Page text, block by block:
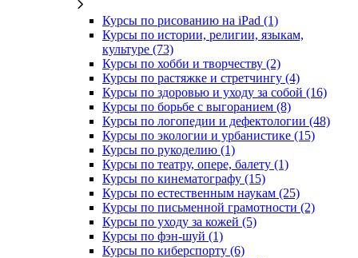
Курсы по рисованию на iPad (1)
Курсы по истории, религии, языкам,
культуре (73)
Курсы по хобби и творчеству (2)
Курсы по растяжке и стретчингу (4)
Курсы по здоровью и уходу за собой (16)
Курсы по борьбе с выгоранием (8)
Курсы по логопедии и дефектологии (48)
Курсы по экологии и урбанистике (15)
Курсы по рукоделию (1)
Курсы по театру, опере, балету (1)
Курсы по кинематографу (15)
Курсы по естественным наукам (25)
Курсы по письменной грамотности (2)
Курсы по уходу за кожей (5)
Курсы по фэн-шуй (1)
Курсы по киберспорту (6)